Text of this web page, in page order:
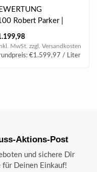
Classe 2020 0.75 l
Robert Parker |
James Suckling |
Decanter |..
MwSt. zzgl. Versandkosten
€1.599,97 / Liter
Aktions-Post
und sichere Dir
für Deinen Einkauf!